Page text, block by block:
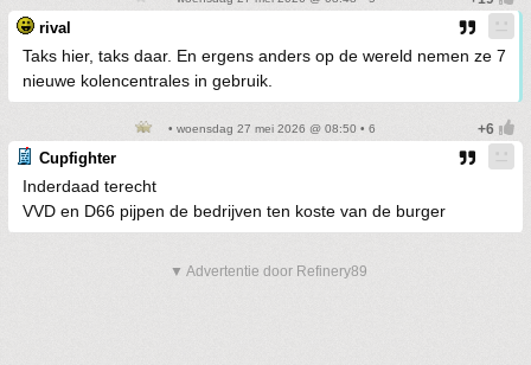
rival
Taks hier, taks daar. En ergens anders op de wereld nemen ze 7
nieuwe kolencentrales in gebruik.
• woensdag 27 mei 2026 @ 08:50 • 6
Cupfighter
Inderdaad terecht
VVD en D66 pijpen de bedrijven ten koste van de burger
▼ Advertentie door Refinery89